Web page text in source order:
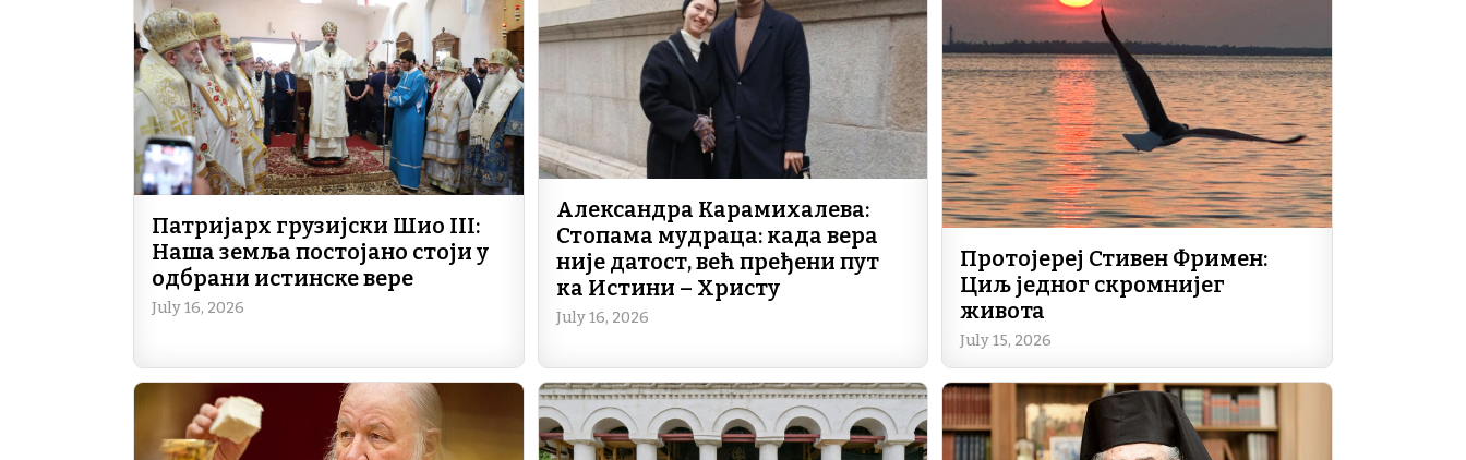
Патријарх грузијски Шио III:
Наша земља постојано стоји у
одбрани истинске вере
July 16, 2026
Александра Карамихалева:
Стопама мудраца: када вера
није датост, већ пређени пут
ка Истини – Христу
July 16, 2026
Протојереј Стивен Фримен:
Циљ једног скромнијег
живота
July 15, 2026